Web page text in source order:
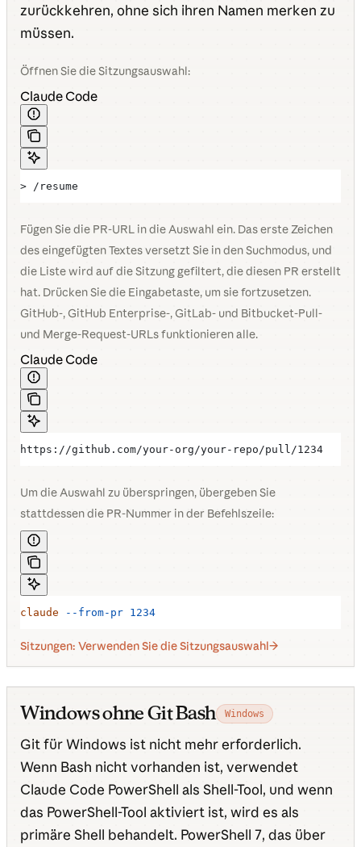
zurückkehren, ohne sich ihren Namen merken zu
müssen.
Öffnen Sie die Sitzungsauswahl:
Claude Code
> /resume
Fügen Sie die PR-URL in die Auswahl ein. Das erste Zeichen
des eingefügten Textes versetzt Sie in den Suchmodus, und
die Liste wird auf die Sitzung gefiltert, die diesen PR erstellt
hat. Drücken Sie die Eingabetaste, um sie fortzusetzen.
GitHub-, GitHub Enterprise-, GitLab- und Bitbucket-Pull-
und Merge-Request-URLs funktionieren alle.
Claude Code
https://github.com/your-org/your-repo/pull/1234
Um die Auswahl zu überspringen, übergeben Sie
stattdessen die PR-Nummer in der Befehlszeile:
claude --from-pr 1234
Sitzungen: Verwenden Sie die Sitzungsauswahl
Windows ohne Git Bash Windows
Git für Windows ist nicht mehr erforderlich.
Wenn Bash nicht vorhanden ist, verwendet
Claude Code PowerShell als Shell-Tool, und wenn
das PowerShell-Tool aktiviert ist, wird es als
primäre Shell behandelt. PowerShell 7, das über